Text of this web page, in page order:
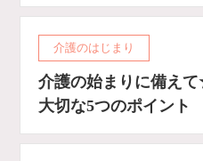
介護のはじまり
介護の始まりに備え
大切な5つのポイント